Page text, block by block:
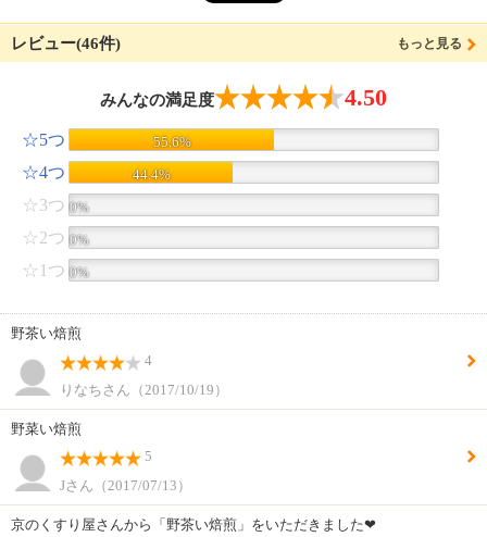
レビュー(46件) もっと見る
みんなの満足度 4.50
☆5つ 55.6%
☆4つ 44.4%
☆3つ 0%
☆2つ 0%
☆1つ 0%
野茶い焙煎
4
りなちさん（2017/10/19）
野菜い焙煎
5
Jさん（2017/07/13）
京のくすり屋さんから「野茶い焙煎」をいただきました❤︎